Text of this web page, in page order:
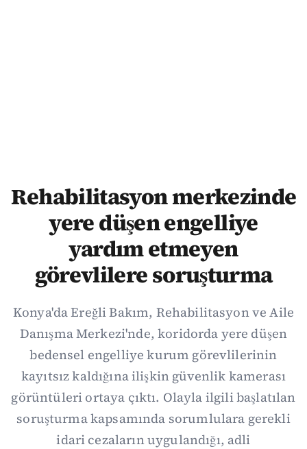
Rehabilitasyon merkezinde
yere düşen engelliye
yardım etmeyen
görevlilere soruşturma
Konya'da Ereğli Bakım, Rehabilitasyon ve Aile
Danışma Merkezi'nde, koridorda yere düşen
bedensel engelliye kurum görevlilerinin
kayıtsız kaldığına ilişkin güvenlik kamerası
görüntüleri ortaya çıktı. Olayla ilgili başlatılan
soruşturma kapsamında sorumlulara gerekli
idari cezaların uygulandığı, adli